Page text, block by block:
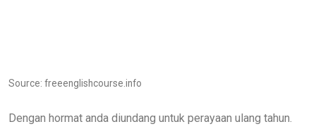
Source: freeenglishcourse.info
Dengan hormat anda diundang untuk perayaan ulang tahun.